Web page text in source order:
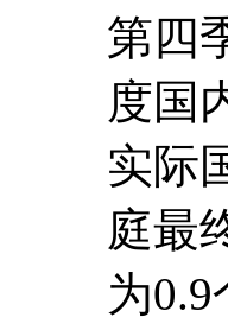
第四
度国
实际
庭最
为